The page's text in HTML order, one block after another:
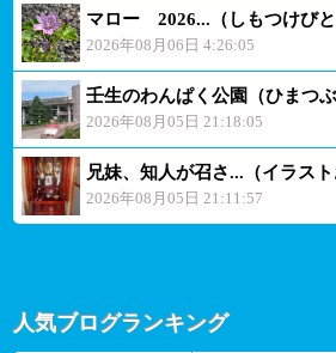
マロー 2026...（しもつけびと
2026年08月06日 4:26:05
壬生のわんぱく公園（ひまつぶ
2026年08月05日 21:18:05
兄妹、知人が召さ...（イラスト
2026年08月05日 21:11:57
人気ブログランキング